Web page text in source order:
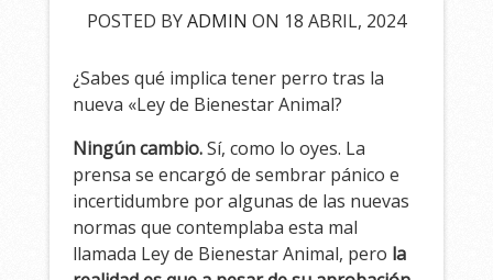
POSTED BYADMIN ON 18 ABRIL, 2024
¿Sabes qué implica tener perro tras la
nueva «Ley de Bienestar Animal?
Ningún cambio.Sí, como lo oyes. La
prensa se encargó de sembrar pánico e
incertidumbre por algunas de las nuevas
normas que contemplaba esta mal
llamada Ley de Bienestar Animal, pero la